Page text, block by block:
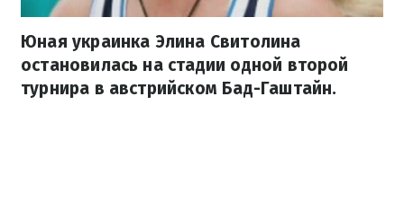
Юная украинка Элина Свитолина
остановилась на стадии одной второй
турнира в австрийском Бад-Гаштайн.